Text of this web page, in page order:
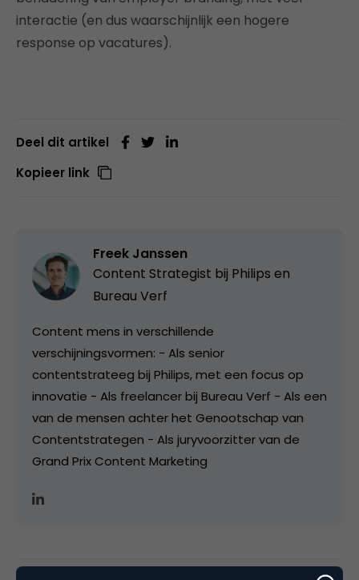
interactie (en dus waarschijnlijk een hogere
response op vacatures).
Deel dit artikel
Kopieer link
Freek Janssen
Content Strategist bij Philips en
Bureau Verf
Content mens in verschillende
verschijningsvormen: - Als senior
contentstrateeg bij Philips, met een focus op
innovatie - Als freelancer bij Bureau Verf - Als een
van de mensen achter het Genootschap van
Contentstrategen - Als juryvoorzitter van de
Grand Prix Content Marketing